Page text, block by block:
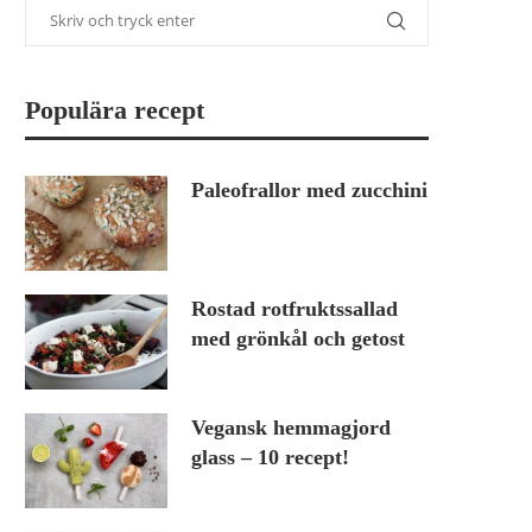
Populära recept
Paleofrallor med zucchini
Rostad rotfruktssallad
med grönkål och getost
Vegansk hemmagjord
glass – 10 recept!